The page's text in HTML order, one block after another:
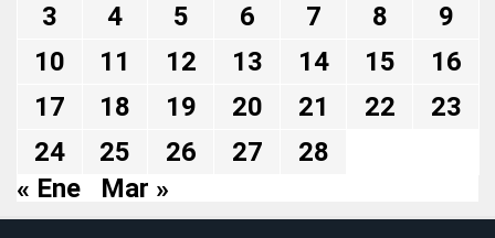
3
4 5 6 7 8
9
10
11 12 13 14 15
16
17
18 19 20 21 22
23
24
25 26 27
28
« Ene
Mar »